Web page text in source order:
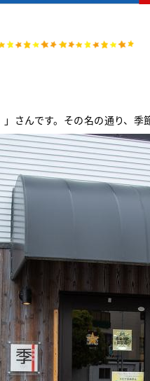
」さんです。その名の通り、